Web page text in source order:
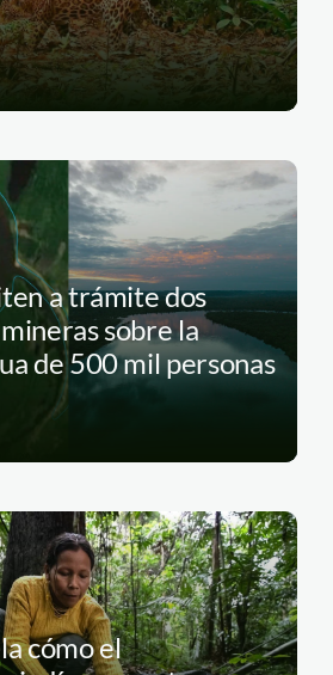
a trámite dos
sobre la
de 500 mil personas
cómo el